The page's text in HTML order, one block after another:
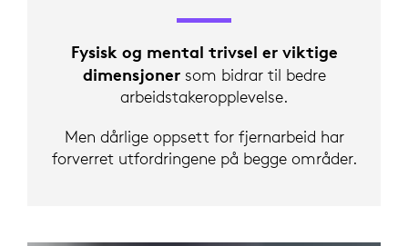
Fysisk og mental trivsel er viktige
dimensjonersom bidrar til bedre
arbeidstakeropplevelse.
Men dårlige oppsett for fjernarbeid har
forverret utfordringene på begge områder.